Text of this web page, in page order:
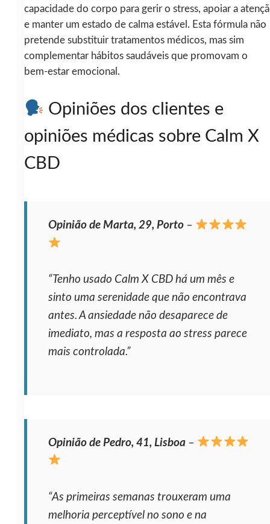
capacidade do corpo para gerir o stress, apoiar a
e manter um estado de calma estável. Esta fórmula não
pretende substituir tratamentos médicos, mas sim
complementar hábitos saudáveis que promovam o
bem‑estar emocional.
Opiniões dos clientes e
opiniões médicas sobre Calm X
CBD
Opinião de Marta, 29, Porto –
“Tenho usado Calm X CBD há um mês e
sinto uma serenidade que não encontrava
antes. A ansiedade não desaparece de
imediato, mas a resposta ao stress parece
mais controlada.”
Opinião de Pedro, 41, Lisboa –
“As primeiras semanas trouxeram uma
melhoria perceptível no sono e na